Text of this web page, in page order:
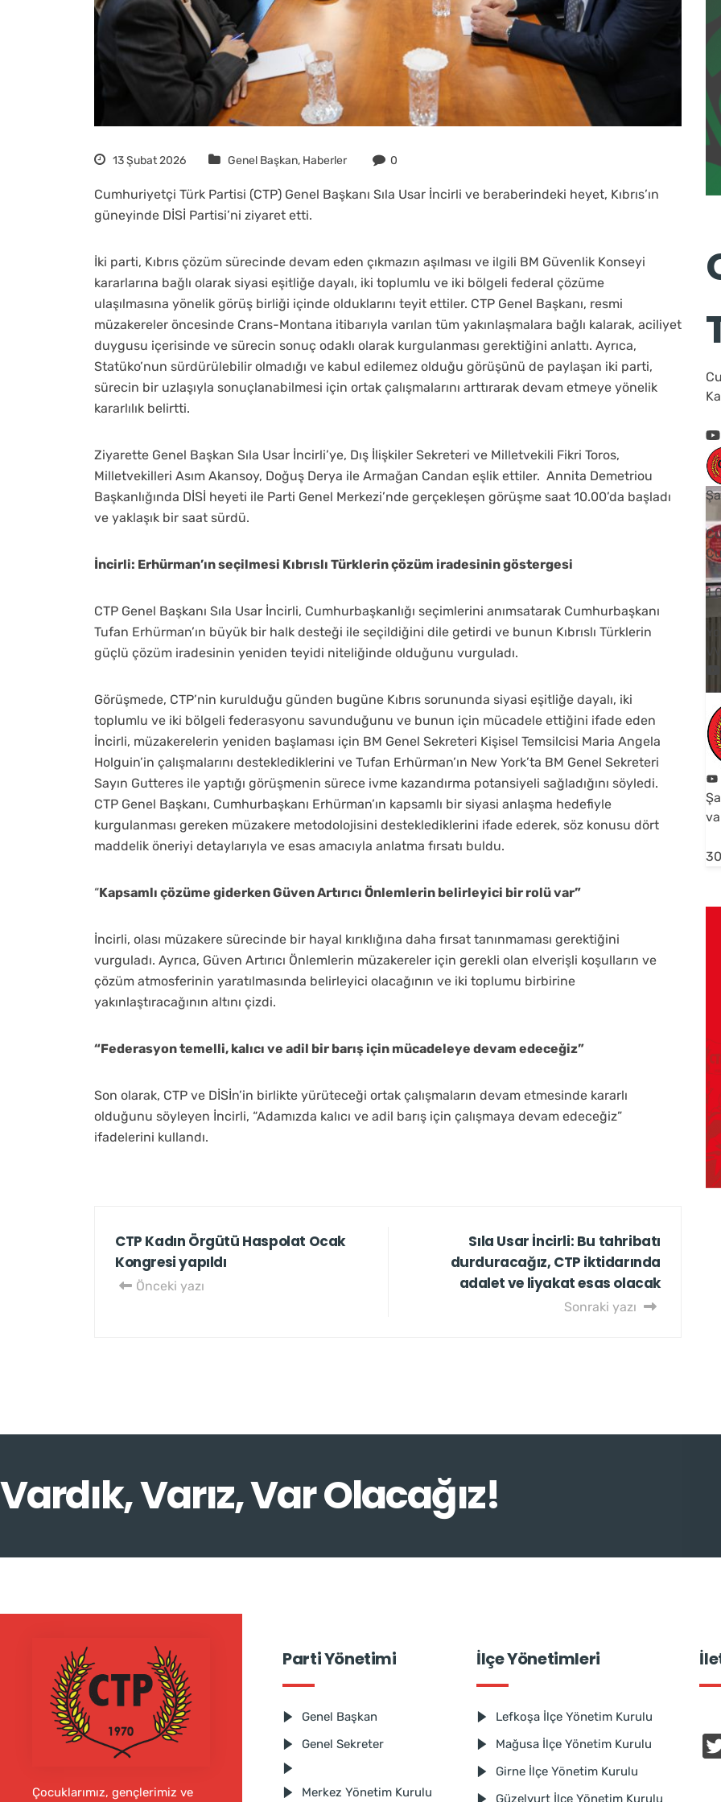
13 Şubat 2026 Genel Başkan, Haberler 0
Cumhuriyetçi Türk Partisi (CTP) Genel Başkanı Sıla Usar İncirli ve beraberindeki heyet, Kıbrıs’ın
güneyinde DİSİ Partisi’ni ziyaret etti.
İki parti, Kıbrıs çözüm sürecinde devam eden çıkmazın aşılması ve ilgili BM Güvenlik Konseyi
kararlarına bağlı olarak siyasi eşitliğe dayalı, iki toplumlu ve iki bölgeli federal çözüme
ulaşılmasına yönelik görüş birliği içinde olduklarını teyit ettiler. CTP Genel Başkanı, resmi
müzakereler öncesinde Crans-Montana itibarıyla varılan tüm yakınlaşmalara bağlı kalarak, aciliyet
duygusu içerisinde ve sürecin sonuç odaklı olarak kurgulanması gerektiğini anlattı. Ayrıca,
Statüko’nun sürdürülebilir olmadığı ve kabul edilemez olduğu görüşünü de paylaşan iki parti,
sürecin bir uzlaşıyla sonuçlanabilmesi için ortak çalışmalarını arttırarak devam etmeye yönelik
kararlılık belirtti.
Ziyarette Genel Başkan Sıla Usar İncirli’ye, Dış İlişkiler Sekreteri ve Milletvekili Fikri Toros,
Milletvekilleri Asım Akansoy, Doğuş Derya ile Armağan Candan eşlik ettiler. Annita Demetriou
Başkanlığında DİSİ heyeti ile Parti Genel Merkezi’nde gerçekleşen görüşme saat 10.00’da başladı
ve yaklaşık bir saat sürdü.
İncirli: Erhürman’ın seçilmesi Kıbrıslı Türklerin çözüm iradesinin göstergesi
CTP Genel Başkanı Sıla Usar İncirli, Cumhurbaşkanlığı seçimlerini anımsatarak Cumhurbaşkanı
Tufan Erhürman’ın büyük bir halk desteği ile seçildiğini dile getirdi ve bunun Kıbrıslı Türklerin
güçlü çözüm iradesinin yeniden teyidi niteliğinde olduğunu vurguladı.
Görüşmede, CTP’nin kurulduğu günden bugüne Kıbrıs sorununda siyasi eşitliğe dayalı, iki
toplumlu ve iki bölgeli federasyonu savunduğunu ve bunun için mücadele ettiğini ifade eden
İncirli, müzakerelerin yeniden başlaması için BM Genel Sekreteri Kişisel Temsilcisi Maria Angela
Holguin’in çalışmalarını desteklediklerini ve Tufan Erhürman’ın New York’ta BM Genel Sekreteri
Sayın Gutteres ile yaptığı görüşmenin sürece ivme kazandırma potansiyeli sağladığını söyledi.
CTP Genel Başkanı, Cumhurbaşkanı Erhürman’ın kapsamlı bir siyasi anlaşma hedefiyle
kurgulanması gereken müzakere metodolojisini desteklediklerini ifade ederek, söz konusu dört
maddelik öneriyi detaylarıyla ve esas amacıyla anlatma fırsatı buldu.
“Kapsamlı çözüme giderken Güven Artırıcı Önlemlerin belirleyici bir rolü var”
İncirli, olası müzakere sürecinde bir hayal kırıklığına daha fırsat tanınmaması gerektiğini
vurguladı. Ayrıca, Güven Artırıcı Önlemlerin müzakereler için gerekli olan elverişli koşulların ve
çözüm atmosferinin yaratılmasında belirleyici olacağının ve iki toplumu birbirine
yakınlaştıracağının altını çizdi.
“Federasyon temelli, kalıcı ve adil bir barış için mücadeleye devam edeceğiz”
Son olarak, CTP ve DİSİn’in birlikte yürüteceği ortak çalışmaların devam etmesinde kararlı
olduğunu söyleyen İncirli, “Adamızda kalıcı ve adil barış için çalışmaya devam edeceğiz”
ifadelerini kullandı.
CTP Kadın Örgütü Haspolat Ocak
Kongresi yapıldı
Önceki yazı
Sıla Usar İncirli: Bu tahribatı
durduracağız, CTP iktidarında
adalet ve liyakat esas olacak
Sonraki yazı
1
Vardık, Varız, Var Olacağız!
Çocuklarımız, gençlerimiz ve
Parti Yönetimi
Genel Başkan
Genel Sekreter
Merkez Yönetim Kurulu
İlçe Yönetimleri
Lefkoşa İlçe Yönetim Kurulu
Mağusa İlçe Yönetim Kurulu
Girne İlçe Yönetim Kurulu
Güzelyurt İlçe Yönetim Kurulu